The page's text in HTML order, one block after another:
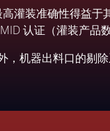
灌装准确性得益于
认证（灌装产品
，机器出料口的剔